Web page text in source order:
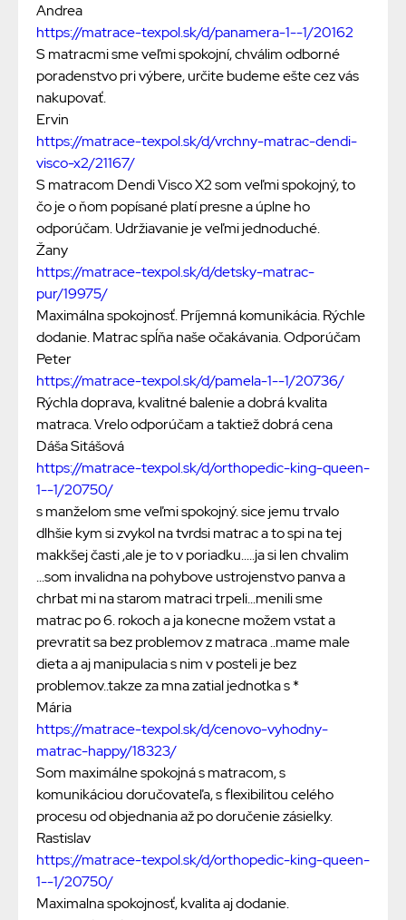
Andrea
https://matrace-texpol.sk/d/panamera-1--1/20162
S matracmi sme veľmi spokojní, chválim odborné
poradenstvo pri výbere, určite budeme ešte cez vás
nakupovať.
Ervin
https://matrace-texpol.sk/d/vrchny-matrac-dendi-
visco-x2/21167/
S matracom Dendi Visco X2 som veľmi spokojný, to
čo je o ňom popísané platí presne a úplne ho
odporúčam. Udržiavanie je veľmi jednoduché.
Žany
https://matrace-texpol.sk/d/detsky-matrac-
pur/19975/
Maximálna spokojnosť. Príjemná komunikácia. Rýchle
dodanie. Matrac spĺňa naše očakávania. Odporúčam
Peter
https://matrace-texpol.sk/d/pamela-1--1/20736/
Rýchla doprava, kvalitné balenie a dobrá kvalita
matraca. Vrelo odporúčam a taktiež dobrá cena
Dáša Sitášová
https://matrace-texpol.sk/d/orthopedic-king-queen-
1--1/20750/
s manželom sme veľmi spokojný. sice jemu trvalo
dlhšie kym si zvykol na tvrdsi matrac a to spi na tej
makkšej časti ,ale je to v poriadku.....ja si len chvalim
...som invalidna na pohybove ustrojenstvo panva a
chrbat mi na starom matraci trpeli...menili sme
matrac po 6. rokoch a ja konecne možem vstat a
prevratit sa bez problemov z matraca ..mame male
dieta a aj manipulacia s nim v posteli je bez
problemov..takze za mna zatial jednotka s *
Mária
https://matrace-texpol.sk/d/cenovo-vyhodny-
matrac-happy/18323/
Som maximálne spokojná s matracom, s
komunikáciou doručovateľa, s flexibilitou celého
procesu od objednania až po doručenie zásielky.
Rastislav
https://matrace-texpol.sk/d/orthopedic-king-queen-
1--1/20750/
Maximalna spokojnosť, kvalita aj dodanie.